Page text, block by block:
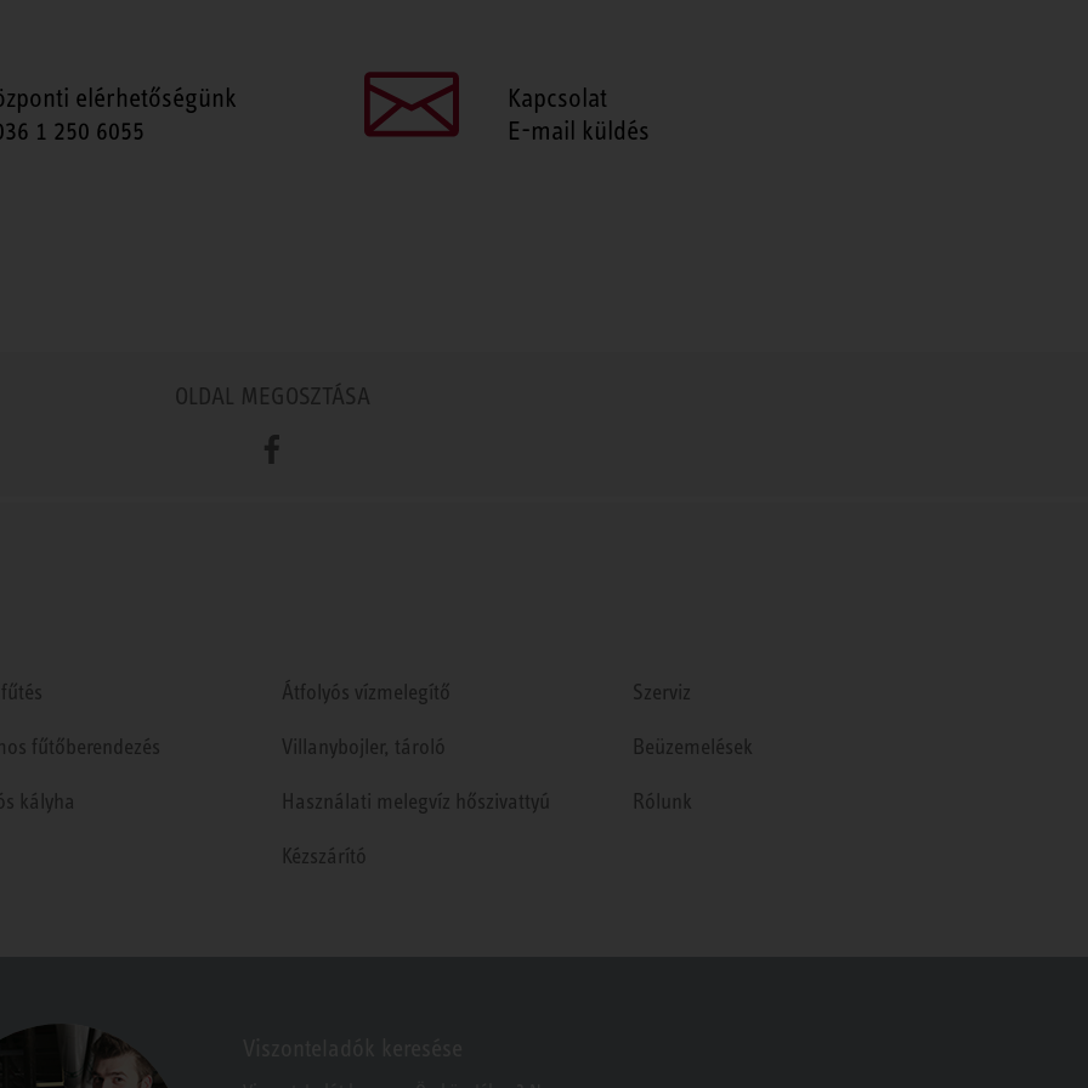
elérhetőségünk
1 250 6055
Kapcsolat
E-mail küldés
OLDAL MEGOSZTÁSA
Facebook
fűtőberendezés
kályha
Átfolyós vízmelegítő
Villanybojler, tároló
Használati melegvíz hőszivattyú
Kézszárító
Szerviz
Beüzemelések
Rólunk